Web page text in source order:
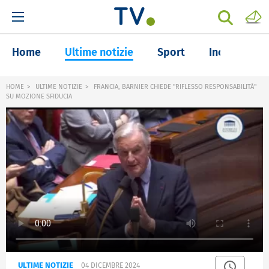
Home Ultime notizie Sport Inchieste
HOME ULTIME NOTIZIE
FRANCIA, BARNIER CHIEDE "RIFLESSO RESPONSABILITÀ"
SU MOZIONE SFIDUCIA
ULTIME NOTIZIE 04 DICEMBRE 2024